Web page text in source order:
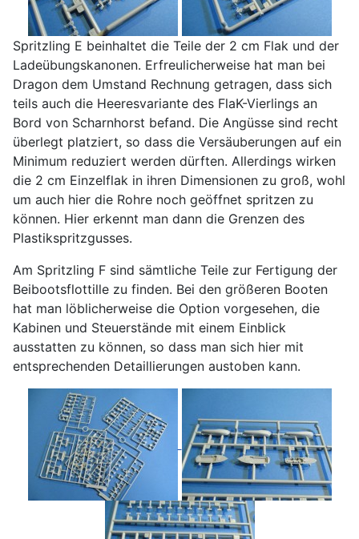
Spritzling E beinhaltet die Teile der 2 cm Flak und der
Ladeübungskanonen. Erfreulicherweise hat man bei
Dragon dem Umstand Rechnung getragen, dass sich
teils auch die Heeresvariante des FlaK-Vierlings an
Bord von Scharnhorst befand. Die Angüsse sind recht
überlegt platziert, so dass die Versäuberungen auf ein
Minimum reduziert werden dürften. Allerdings wirken
die 2 cm Einzelflak in ihren Dimensionen zu groß, wohl
um auch hier die Rohre noch geöffnet spritzen zu
können. Hier erkennt man dann die Grenzen des
Plastikspritzgusses.
Am Spritzling F sind sämtliche Teile zur Fertigung der
Beibootsflottille zu finden. Bei den größeren Booten
hat man löblicherweise die Option vorgesehen, die
Kabinen und Steuerstände mit einem Einblick
ausstatten zu können, so dass man sich hier mit
entsprechenden Detaillierungen austoben kann.